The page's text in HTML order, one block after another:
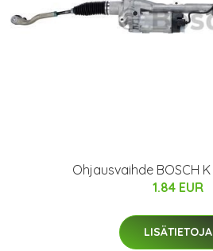
Ohjausvaihde BOSCH
1.84 EUR
LISÄTIETOJA